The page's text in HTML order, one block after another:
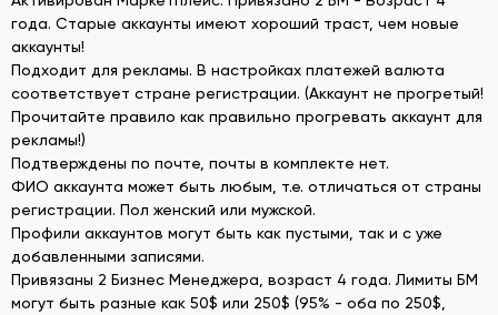
года. Старые аккаунты имеют хороший траст, чем новые
аккаунты!
Подходит для рекламы. В настройках платежей валюта
соответствует стране регистрации. (Аккаунт не прогретый!
Прочитайте правило как правильно прогревать аккаунт для
рекламы!)
Подтверждены по почте, почты в комплекте нет.
ФИО аккаунта может быть любым, т.е. отличаться от страны
регистрации. Пол женский или мужской.
Профили аккаунтов могут быть как пустыми, так и с уже
добавленными записями.
Привязаны 2 Бизнес Менеджера, возраст 4 года. Лимиты БМ
могут быть разные как 50$ или 250$ (95% - оба по 250$,